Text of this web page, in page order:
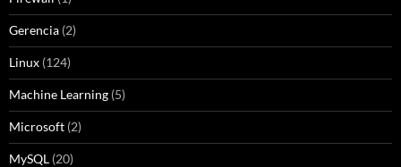
Gerencia (2)
Linux (124)
Machine Learning (5)
Microsoft (2)
MySQL (20)